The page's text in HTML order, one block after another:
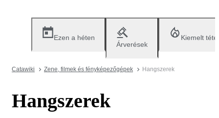
Ezen a héten
Árverések
Kiemelt
Catawiki Zene, filmek és fényképezőgépek Hangszerek
Hangszerek